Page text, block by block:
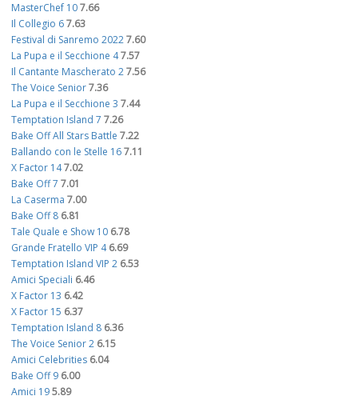
MasterChef 107.66
Il Collegio 67.63
Festival di Sanremo 20227.60
La Pupa e il Secchione 47.57
Il Cantante Mascherato 27.56
The Voice Senior7.36
La Pupa e il Secchione 3 7.44
Temptation Island 7 7.26
Bake Off All Stars Battle 7.22
Ballando con le Stelle 167.11
X Factor 147.02
Bake Off 7 7.01
La Caserma 7.00
Bake Off 8 6.81
Tale Quale e Show 10 6.78
Grande Fratello VIP 4 6.69
Temptation Island VIP 2 6.53
Amici Speciali 6.46
X Factor 13 6.42
X Factor 15 6.37
Temptation Island 8 6.36
The Voice Senior 2 6.15
Amici Celebrities 6.04
Bake Off 9 6.00
Amici 195.89